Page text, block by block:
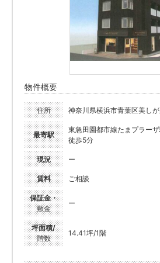
物件概要
住所 神奈川県横浜市青葉区美し
最寄駅
東急田園都市線たまプラー
徒歩5分
現況 ー
賃料 ご相談
保証金・
敷金
ー
坪面積/
階数
14.41坪/1階